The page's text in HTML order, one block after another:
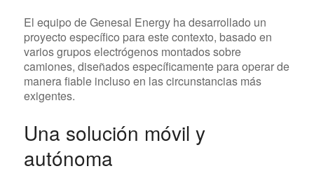
El equipo de Genesal Energy ha desarrollado un
proyecto específico para este contexto, basado en
varios grupos electrógenos montados sobre
camiones, diseñados específicamente para operar de
manera fiable incluso en las circunstancias más
exigentes.
Una solución móvil y
autónoma